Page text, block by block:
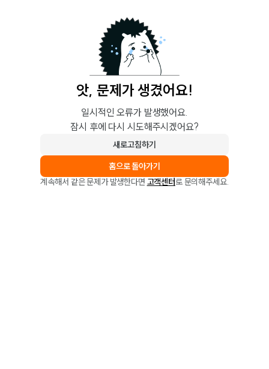
앗, 문제가 생겼어요!
일시적인 오류가 발생했어요.
잠시 후에 다시 시도해주시겠어요?
새로고침하기
홈으로 돌아가기
계속해서 같은 문제가 발생한다면 고객센터로 문의해주세요.